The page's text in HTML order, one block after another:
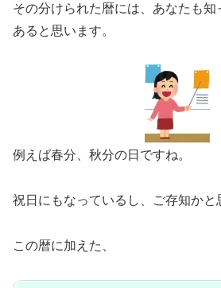
その分けられた暦には、あなたも
あると思います。
例えば春分、秋分の日ですね。
祝日にもなっているし、ご存知かと
この暦に加えた、